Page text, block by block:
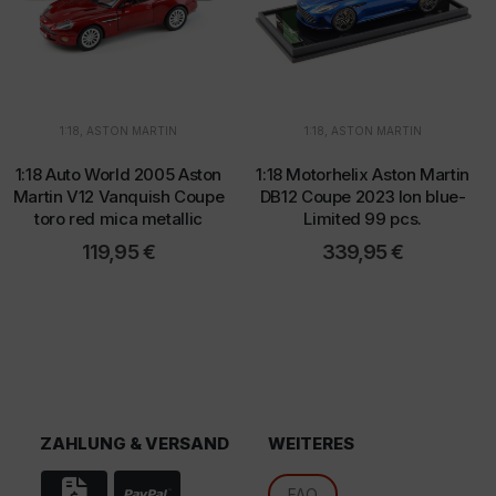
1:18 ASTON MARTIN
1:18 Auto World 2005 Aston
Martin V12 Vanquish Coupe
toro red mica metallic
119,95€
1:18 ASTON MARTIN
1:18 Motorhelix Aston Martin
DB12 Coupe 2023 Ion blue-
Limited 99 pcs.
339,95€
ZAHLUNG & VERSAND WEITERES